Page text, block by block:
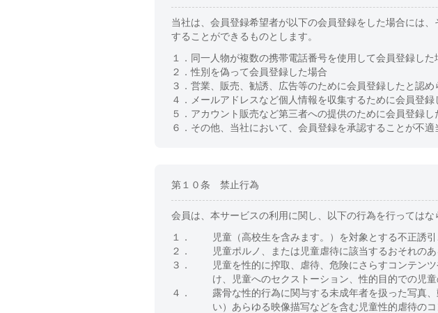
当社は、会員登録希望者が以下の会員登録をした場合には
することができるものとします。
１． 同一人物が複数の携帯電話番号を使用して会員登録した
２．性別を偽って会員登録した場合
３． 営業、販売、勧誘、広告等のために会員登録したと認め
４．
メールアドレスなど個人情報を収集するために会員登
５． アカウント販売など第三者への提供のために会員登録し
６． その他、当社において、会員登録を承認することが不適
第１０条 禁止行為
会員は、本サービスの利用に関し、以下の行為を行ってはな
１．
児童（高校生を含みます。）を対象とする不正誘
２．
児童ポルノ、または児童虐待に該当するおそれの
３．
児童を性的に搾取、虐待、危険にさらすコンテン
け、児童へのセクストーション、性的目的での児
４．
露骨な性的行為に関与する未成年者を扱った写真
い）あらゆる映像描写などを含む児童性的虐待の